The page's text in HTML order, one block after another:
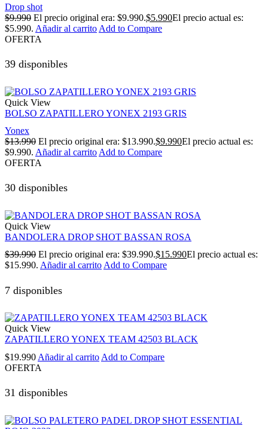
Drop shot
$9.990 El precio original era: $9.990.$5.990El precio actual es:
$5.990. Añadir al carrito Add to Compare
OFERTA
39 disponibles
Quick View
BOLSO ZAPATILLERO YONEX 2193 GRIS
Yonex
$13.990 El precio original era: $13.990.$9.990El precio actual es:
$9.990. Añadir al carrito Add to Compare
OFERTA
30 disponibles
Quick View
BANDOLERA DROP SHOT BASSAN ROSA
$39.990 El precio original era: $39.990.$15.990El precio actual es:
$15.990. Añadir al carrito Add to Compare
7 disponibles
Quick View
ZAPATILLERO YONEX TEAM 42503 BLACK
$19.990 Añadir al carrito Add to Compare
OFERTA
31 disponibles